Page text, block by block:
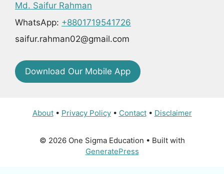
Md. Saifur Rahman
WhatsApp: +8801719541726
saifur.rahman02@gmail.com
Download Our Mobile App
About• Privacy Policy• Contact• Disclaimer
© 2026 One Sigma Education • Built with
GeneratePress